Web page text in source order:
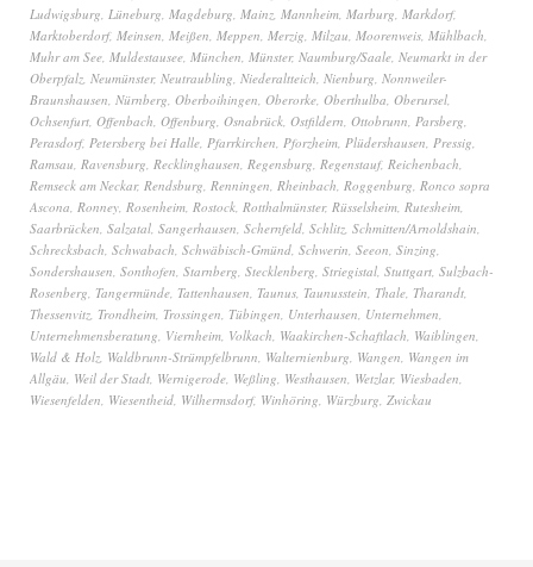
Ludwigsburg, Lüneburg, Magdeburg, Mainz, Mannheim, Marburg, Markdorf,
Marktoberdorf, Meinsen, Meißen, Meppen, Merzig, Milzau, Moorenweis, Mühlbach,
Muhr am See, Muldestausee, München, Münster, Naumburg/Saale, Neumarkt in der
Oberpfalz, Neumünster, Neutraubling, Niederaltteich, Nienburg, Nonnweiler-
Braunshausen, Nürnberg, Oberboihingen, Oberorke, Oberthulba, Oberursel,
Ochsenfurt, Offenbach, Offenburg, Osnabrück, Ostfildern, Ottobrunn, Parsberg,
Perasdorf, Petersberg bei Halle, Pfarrkirchen, Pforzheim, Plüdershausen, Pressig,
Ramsau, Ravensburg, Recklinghausen, Regensburg, Regenstauf, Reichenbach,
Remseck am Neckar, Rendsburg, Renningen, Rheinbach, Roggenburg, Ronco sopra
Ascona, Ronney, Rosenheim, Rostock, Rotthalmünster, Rüsselsheim, Rutesheim,
Saarbrücken, Salzatal, Sangerhausen, Schernfeld, Schlitz, Schmitten/Arnoldshain,
Schrecksbach, Schwabach, Schwäbisch-Gmünd, Schwerin, Seeon, Sinzing,
Sondershausen, Sonthofen, Starnberg, Stecklenberg, Striegistal, Stuttgart, Sulzbach-
Rosenberg, Tangermünde, Tattenhausen, Taunus, Taunusstein, Thale, Tharandt,
Thessenvitz, Trondheim, Trossingen, Tübingen, Unterhausen, Unternehmen,
Unternehmensberatung, Viernheim, Volkach, Waakirchen-Schaftlach, Waiblingen,
Wald & Holz, Waldbrunn-Strümpfelbrunn, Walternienburg, Wangen, Wangen im
Allgäu, Weil der Stadt, Wernigerode, Weßling, Westhausen, Wetzlar, Wiesbaden,
Wiesenfelden, Wiesentheid, Wilhermsdorf, Winhöring, Würzburg, Zwickau